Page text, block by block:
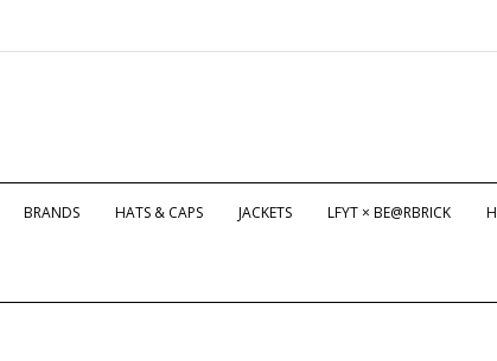
BRANDS HATS & CAPS JACKETS LFYT × BE@RBRICK